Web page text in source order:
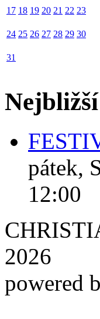
17 18 19 20 21 22 23
24 25 26 27 28 29 30
31
pátek,
12:00
2026
powered